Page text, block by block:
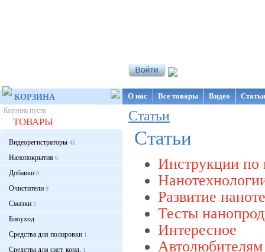
КОРЗИНА
Корзина пуста
ТОВАРЫ
Видеорегистраторы 45
Нанопокрытия 6
Добавки 8
Очистители 9
Смазки 3
Биоуход
Средства для полировки 1
Средства для сист. конд. 1
О нас Все товары Видео
Статьи
Статьи
Инструкции по
Развитие
Тесты
Интересное
Автолюбителям